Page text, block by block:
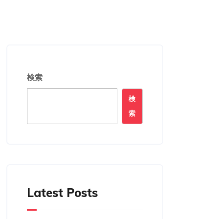
検索
検
索
Latest Posts